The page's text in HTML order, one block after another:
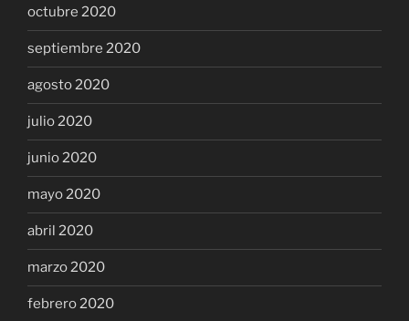
octubre 2020
septiembre 2020
agosto 2020
julio 2020
junio 2020
mayo 2020
abril 2020
marzo 2020
febrero 2020